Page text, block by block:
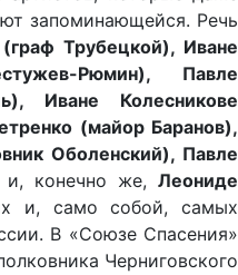
запоминающейся. Речь
Трубецкой), Иване
Рюмин), Павле
Иване Колесникове
(майор Баранов),
Оболенский), Павле
и, конечно же,Леониде
и, само собой, самых
В «Союзе Спасения»
Черниговского